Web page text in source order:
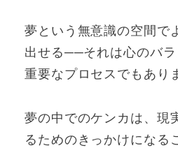
夢という無意識の空間で
出せる──それは心のバ
重要なプロセスでもあり
夢の中でのケンカは、現
るためのきっかけになる